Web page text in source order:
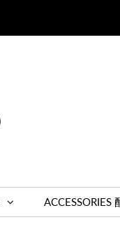
ACCESSORIES